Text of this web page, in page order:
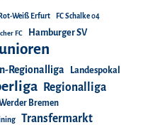
Rot-Weiß Erfurt FC Schalke 04
FC Hamburger SV
Regionalliga
Landespokal
Regionalliga
Bremen
Transfermarkt